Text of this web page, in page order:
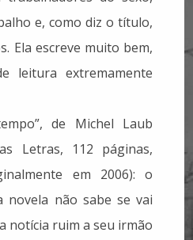
e, como diz o título,
Ela escreve muito bem,
leitura extremamente
de Michel Laub
Letras, 112 páginas,
em 2006): o
novela não sabe se vai
notícia ruim a seu irmão